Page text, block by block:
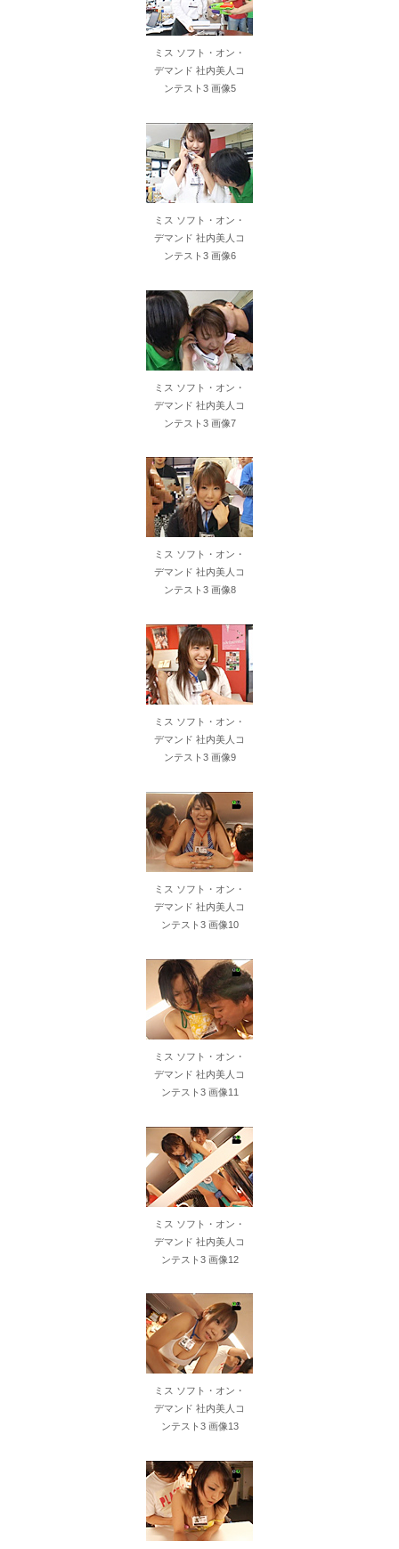
激しく揺れる小さな胸が愛おしくてたまらない
【ＳＭ・調教】出会い系でエッチした最高のドＭ女
松居一代 画像36枚【ヌード】
素人ＡＶ面接 ~ロリ娘にセクシーランジェリーを着せて生中ハメ~
まんチラの誘惑 ~ダチの母ちゃんと~
ミス ソフト・オン・
デマンド 社内美人コ
ンテスト3 画像5
ミス ソフト・オン・
デマンド 社内美人コ
ンテスト3 画像6
ミス ソフト・オン・
デマンド 社内美人コ
ンテスト3 画像7
ミス ソフト・オン・
デマンド 社内美人コ
ンテスト3 画像8
ミス ソフト・オン・
デマンド 社内美人コ
ンテスト3 画像9
ミス ソフト・オン・
デマンド 社内美人コ
ンテスト3 画像10
ミス ソフト・オン・
デマンド 社内美人コ
ンテスト3 画像11
ミス ソフト・オン・
デマンド 社内美人コ
ンテスト3 画像12
ミス ソフト・オン・
デマンド 社内美人コ
ンテスト3 画像13